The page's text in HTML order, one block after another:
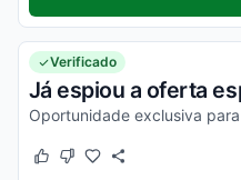
Verificado
Já espiou a oferta
Oportunidade exclusiva
Este cupom funcionou
Este cupom não funcionou